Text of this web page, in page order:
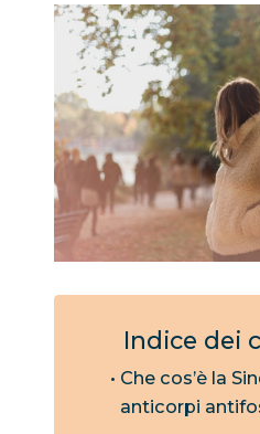
Indice dei
Che cos’è la
anticorpi